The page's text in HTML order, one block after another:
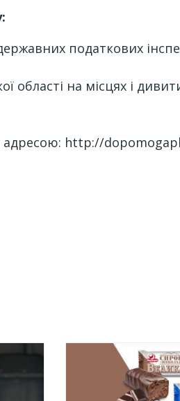
податкових
області на місцях і
адресою: http://